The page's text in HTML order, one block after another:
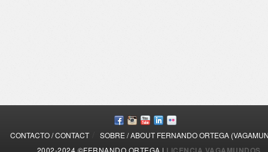
CONTACTO / CONTACT
SOBRE / ABOUT FERNANDO ORTEGA
2002-2024 ©FERNANDO ORTEGA |